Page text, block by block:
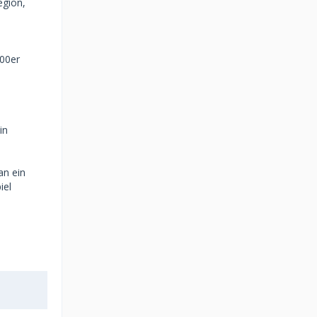
ein